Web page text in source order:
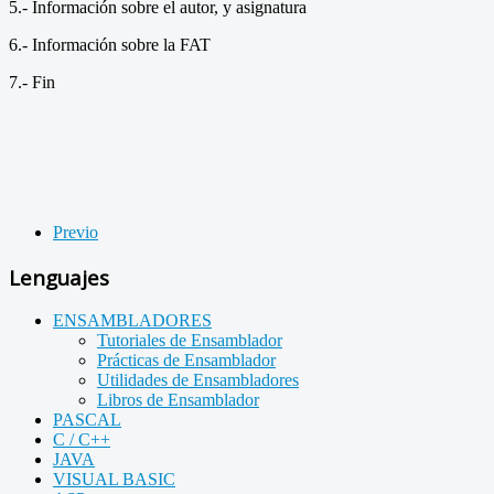
5.- Información sobre el autor, y asignatura
6.- Información sobre la FAT
7.- Fin
Previo
Lenguajes
ENSAMBLADORES
Tutoriales de Ensamblador
Prácticas de Ensamblador
Utilidades de Ensambladores
Libros de Ensamblador
PASCAL
C / C++
JAVA
VISUAL BASIC